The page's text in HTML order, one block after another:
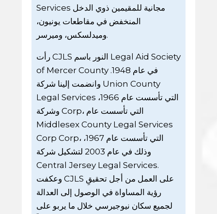
Services مجانية للمقيمين ذوي الدخل
المنخفض في مقاطعات يونيون،
وميدلسكس، وميرسر.
رأت CJLS النور باسم Legal Aid Society
of Mercer County في عام 1948.
وانضمت إلينا شركة Union County
Legal Services التي تأسست عام 1966،
وشركة Corp، التي تأسست عام
Middlesex County Legal Services
Corp Corp، التي تأسست عام 1967،
وذلك في عام 2003 لتشكيل شركة
Central Jersey Legal Services.
وعكفت CJLS على العمل من أجل تحقيقِ
رؤية المساواة في الوصول إلى العدالة
لجميع سكان نيوجيرسي خلال ما يربو على